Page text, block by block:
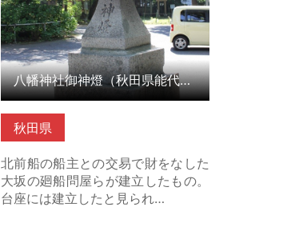
秋田県
北前船の船主との交易で財をなした
大坂の廻船問屋らが建立したもの。
台座には建立したと見られ…
八幡神社御神燈（秋田県能代市）